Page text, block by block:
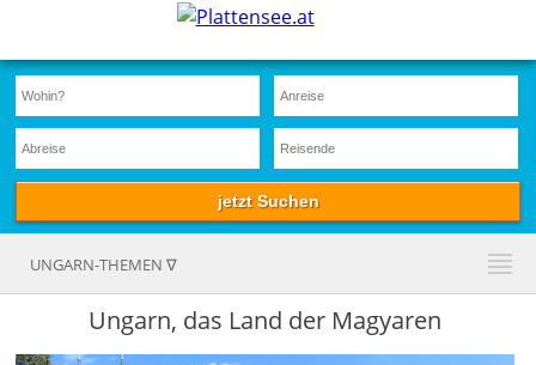
UNGARN-THEMEN ∇
Ungarn, das Land der Magyaren